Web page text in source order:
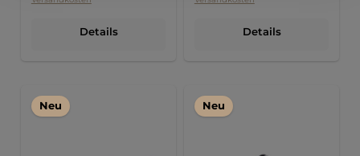
Details Details
Neu Neu